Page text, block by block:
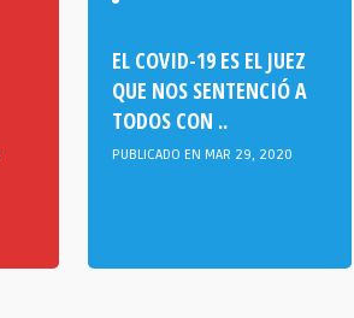
EL COVID-19 ES EL JUEZ
QUE NOS SENTENCIÓ A
TODOS CON ..
PUBLICADO EN MAR 29, 2020